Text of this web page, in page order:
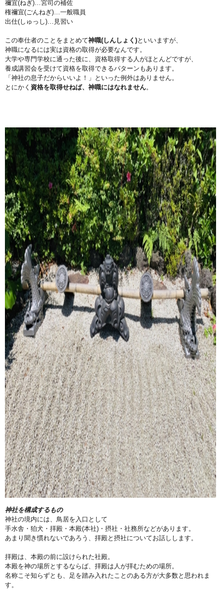
禰宜(ねぎ)…宮司の補佐
権禰宜(ごんねぎ)…一般職員
出仕(しゅっし)…見習い
この奉仕者のことをまとめて神職(しんしょく)といいますが、
神職になるには実は資格の取得が必要なんです。
大学や専門学校に通った後に、資格取得する人がほとんどですが、
養成講習会を受けて資格を取得できるパターンもあります。
「神社の息子だからいいよ！」といった例外はありません。
とにかく 資格を取得せねば、神職にはなれません。
神社を構成するもの
神社の境内には、鳥居を入口として
手水舎・狛犬・拝殿・本殿(本社)・摂社・社務所などがあります。
あまり聞き慣れないであろう、拝殿と摂社についてお話しします。
拝殿は、本殿の前に設けられた社殿。
本殿を神の場所とするならば、拝殿は人が拝むための場所。
名称こそ知らずとも、足を踏み入れたことのある方が大多数と思われま
す。